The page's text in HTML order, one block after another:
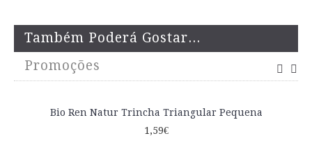
Também Poderá Gostar...
Promoções
Bio Ren Natur Trincha Triangular Pequena
1,59€